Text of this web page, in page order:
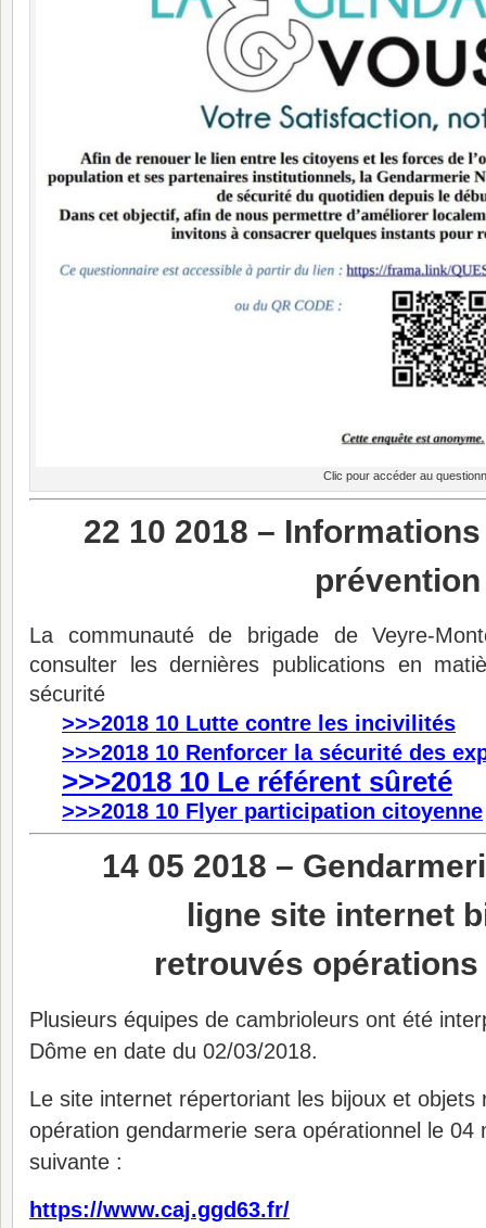
Clic pour accéder au
22 10 2018 –
La communauté de brigade de Veyre-
consulter les dernières publications en
sécurité
>>>2018 10 Lutte contre les incivilités
>>>2018 10 Renforcer la sécurité des
>>>2018 10 Le référent sûreté
>>>2018 10 Flyer participation citoyenne
14 05 2018 –
ligne site internet
retrouvés opérations
Plusieurs équipes de cambrioleurs ont été
Dôme en date du 02/03/2018.
Le site internet répertoriant les bijoux et objets
opération gendarmerie sera opérationnel le 04
suivante :
https://www.caj.ggd63.fr/